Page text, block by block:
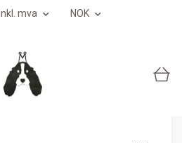
Inkl. mva NOK